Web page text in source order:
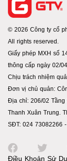
© 2026 Công ty cổ
All rights reserved.
Giấy phép MXH số
thông cấp ngày 02/
Chịu trách nhiệm
Đơn vị chủ quản:
Địa chỉ: 206/02 Tầng
Thanh Xuân Trung.
SĐT: 024 73082266
Điều Khoản Sử